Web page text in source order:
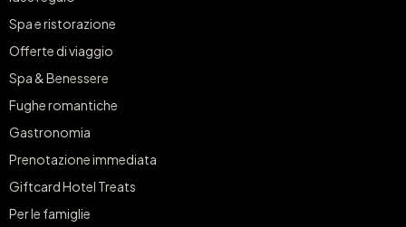
Spa e ristorazione
Offerte di viaggio
Spa & Benessere
Fughe romantiche
Gastronomia
Prenotazione immediata
Giftcard Hotel Treats
Per le famiglie